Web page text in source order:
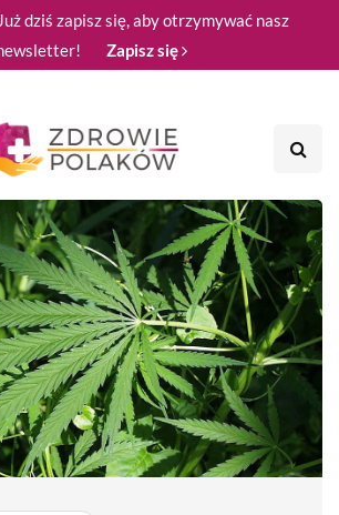
Już dziś zapisz się, aby otrzymywać nasz
Zapisz się